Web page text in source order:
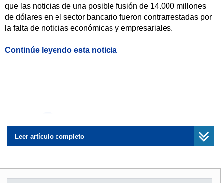
que las noticias de una posible fusión de 14.000 millones
de dólares en el sector bancario fueron contrarrestadas por
la falta de noticias económicas y empresariales.
Continúe leyendo esta noticia
Leer artículo completo